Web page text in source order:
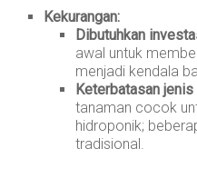
Kekurangan:
Dibutuhkan
awal untuk
menjadi kendala
Keterbatasan jenis
tanaman cocok
hidroponik;
tradisional.